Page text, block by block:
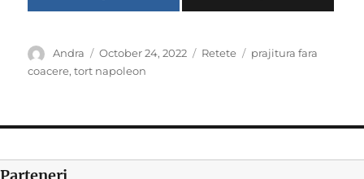
Author
Andra
Posted
on
October 24, 2022 Categories
Retete Tags
prajitura fara
coacere,tort napoleon
Parteneri